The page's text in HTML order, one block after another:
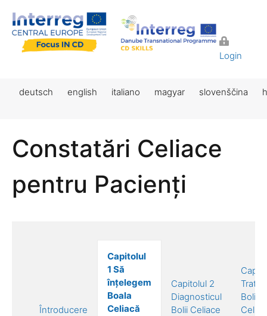
Login
deutsch english italiano magyar slovenščina
Constatări Celiace
pentru Pacienți
Întroducere
Capitolul
1 Să
înțelegem
Boala
Celiacă
Capitolul 2
Diagnosticul
Bolii Celiace
Bolii